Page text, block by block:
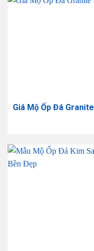
Giá Mộ Ốp Đá Granite